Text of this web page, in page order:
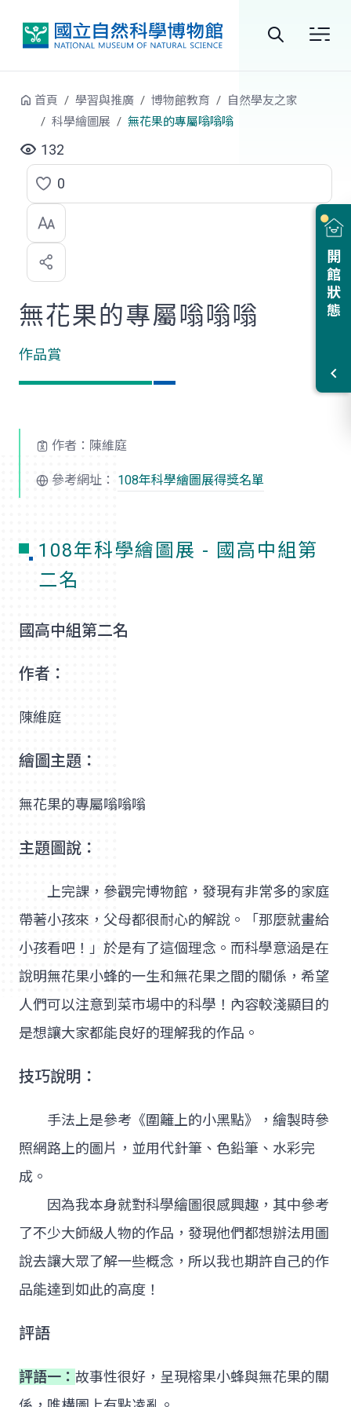
站
開館狀態
首頁 學習與推廣 博物館教育
自然學友之家
科學繪圖展
無花果的專屬嗡嗡嗡
132
點
選
喜
歡
0
無花果的專屬嗡嗡嗡
作品賞
作者：陳維庭
參考網址： 108年科學繪圖展得獎名單
108年科學繪圖展 - 國高中組第
二名
國高中組第二名
作者：
陳維庭
繪圖主題：
無花果的專屬嗡嗡嗡
主題圖說：
上完課，參觀完博物館，發現有非常多的家庭
帶著小孩來，父母都很耐心的解說。「那麼就畫給
小孩看吧！」於是有了這個理念。而科學意涵是在
說明無花果小蜂的一生和無花果之間的關係，希望
人們可以注意到菜市場中的科學！內容較淺顯目的
是想讓大家都能良好的理解我的作品。
技巧說明：
手法上是參考《圍籬上的小黑點》，繪製時參
照網路上的圖片，並用代針筆、色鉛筆、水彩完
成。
因為我本身就對科學繪圖很感興趣，其中參考
了不少大師級人物的作品，發現他們都想辦法用圖
說去讓大眾了解一些概念，所以我也期許自己的作
品能達到如此的高度！
評語
評語一： 故事性很好，呈現榕果小蜂與無花果的關